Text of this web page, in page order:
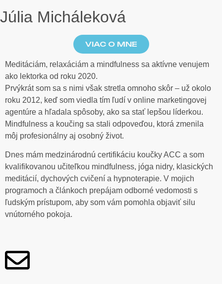
Júlia Micháleková
VIAC O MNE
Meditáciám, relaxáciám a mindfulness sa aktívne venujem
ako lektorka od roku 2020.
Prvýkrát som sa s nimi však stretla omnoho skôr – už okolo
roku 2012, keď som viedla tím ľudí v online marketingovej
agentúre a hľadala spôsoby, ako sa stať lepšou líderkou.
Mindfulness a koučing sa stali odpoveďou, ktorá zmenila
môj profesionálny aj osobný život.
Dnes mám medzinárodnú certifikáciu koučky ACC a som
kvalifikovanou učiteľkou mindfulness, jóga nidry, klasických
meditácií, dychových cvičení a hypnoterapie. V mojich
programoch a článkoch prepájam odborné vedomosti s
ľudským prístupom, aby som vám pomohla objaviť silu
vnútorného pokoja.